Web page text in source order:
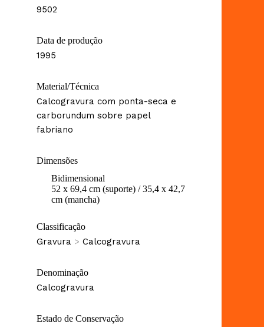
9502
Data de produção
1995
Material/Técnica
Calcogravura com ponta-seca e
carborundum sobre papel
fabriano
Dimensões
Bidimensional
52 x 69,4 cm (suporte) / 35,4 x 42,7
cm (mancha)
Classificação
Gravura > Calcogravura
Denominação
Calcogravura
Estado de Conservação